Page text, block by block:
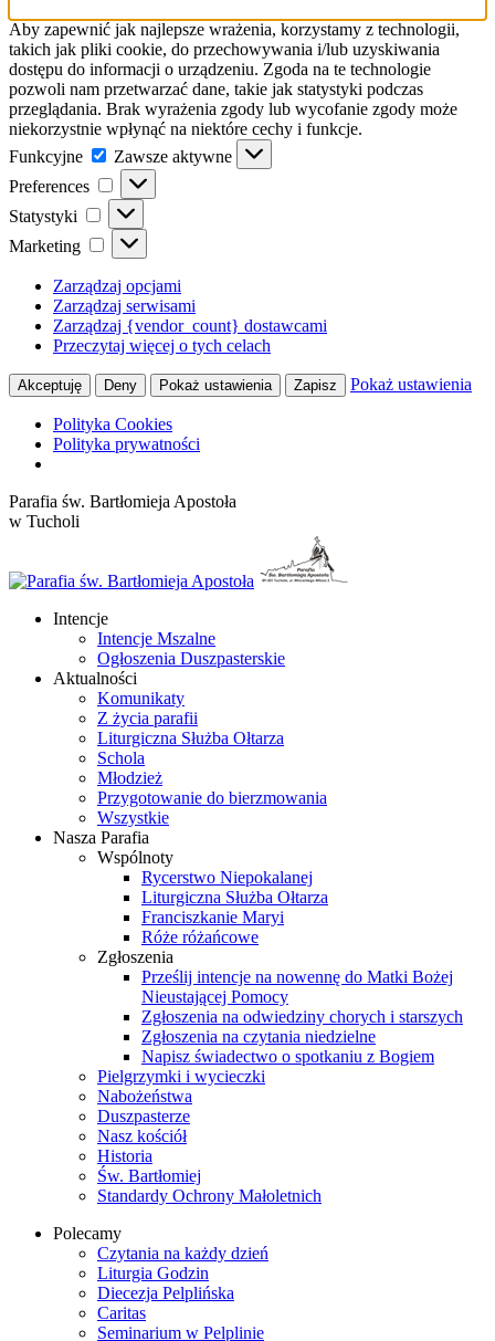
Aby zapewnić jak najlepsze wrażenia, korzystamy z technologii,
takich jak pliki cookie, do przechowywania i/lub uzyskiwania
dostępu do informacji o urządzeniu. Zgoda na te technologie
pozwoli nam przetwarzać dane, takie jak statystyki podczas
przeglądania. Brak wyrażenia zgody lub wycofanie zgody może
niekorzystnie wpłynąć na niektóre cechy i funkcje.
Funkcyjne
Funkcyjne
Zawsze aktywne
Preferences
Preferences
Statystyki Statystyki
Marketing Marketing
Zarządzaj opcjami
Zarządzaj serwisami
Zarządzaj {vendor_count} dostawcami
Przeczytaj więcej o tych celach
Akceptuję Deny Pokaż ustawienia Zapisz Pokaż ustawienia
Polityka Cookies
Polityka prywatności
Przewiń
do
Parafia św. Bartłomieja Apostoła
w Tucholi
Intencje
Intencje Mszalne
Ogłoszenia Duszpasterskie
Aktualności
Komunikaty
Z życia parafii
Liturgiczna Służba Ołtarza
Schola
Młodzież
Przygotowanie do bierzmowania
Wszystkie
Nasza Parafia
Wspólnoty
Rycerstwo Niepokalanej
Liturgiczna Służba Ołtarza
Franciszkanie Maryi
Róże różańcowe
Zgłoszenia
Prześlij intencje na nowennę do Matki Bożej
Nieustającej Pomocy
Zgłoszenia na odwiedziny chorych i starszych
Zgłoszenia na czytania niedzielne
Napisz świadectwo o spotkaniu z Bogiem
Pielgrzymki i wycieczki
Nabożeństwa
Duszpasterze
Nasz kościół
Historia
Św. Bartłomiej
Standardy Ochrony Małoletnich
Polecamy
Czytania na każdy dzień
Liturgia Godzin
Diecezja Pelplińska
Caritas
Seminarium w Pelplinie